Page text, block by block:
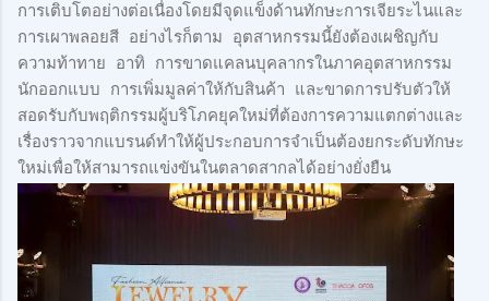
การเติบโตอย่างต่อเนื่องโดยมีจุดแข็งด้านทักษะการเจียระไนและ
การเผาพลอยสี อย่างไรก็ตาม อุตสาหกรรมนี้ยังต้องเผชิญกับ
ความท้าทาย อาทิ การขาดแคลนบุคลากรในภาคอุตสาหกรรม
นักออกแบบ การเพิ่มมูลค่าให้กับสินค้า และขาดการปรับตัวให้
สอดรับกับพฤติกรรมผู้บริโภคยุคใหม่ที่ต้องการความแตกต่างและ
เรื่องราวจากแบรนด์ทำให้ผู้ประกอบการจำเป็นต้องยกระดับทักษะ
ใหม่เพื่อให้สามารถแข่งขันในตลาดสากลได้อย่างยั่งยืน